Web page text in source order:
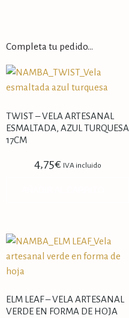
Completa tu pedido…
TWIST – VELA ARTESANAL
ESMALTADA, AZUL TURQUESA
17CM
4,75€ IVA incluido
ELM LEAF – VELA ARTESANAL
VERDE EN FORMA DE HOJA